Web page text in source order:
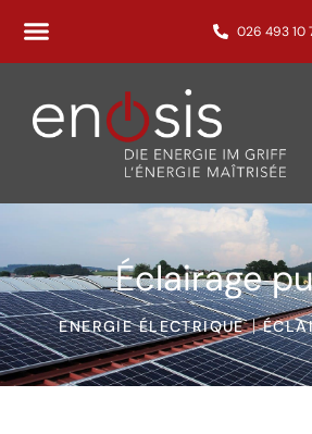
026 493 10
Éclairage
ENERGIE ÉLECTRIQUE